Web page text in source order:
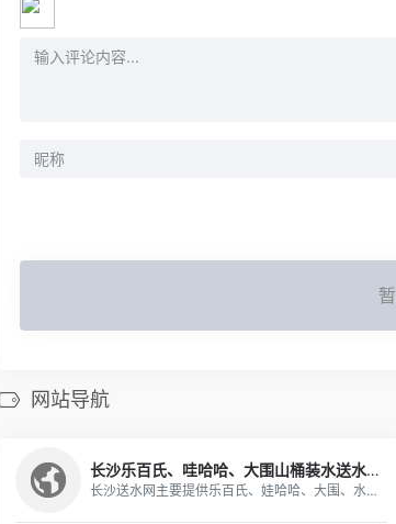
网站导航
长沙乐百氏、哇哈哈、大围山桶装水送水公司电话，长沙送水网
长沙送水网主要提供乐百氏、娃哈哈、大围、水老官、农夫山泉等品牌桶装水配送服务，是专业、诚信、方便、实惠的长沙送水公司，电话073185563902